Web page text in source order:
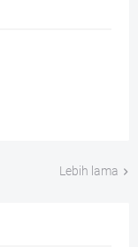
Lebih lama